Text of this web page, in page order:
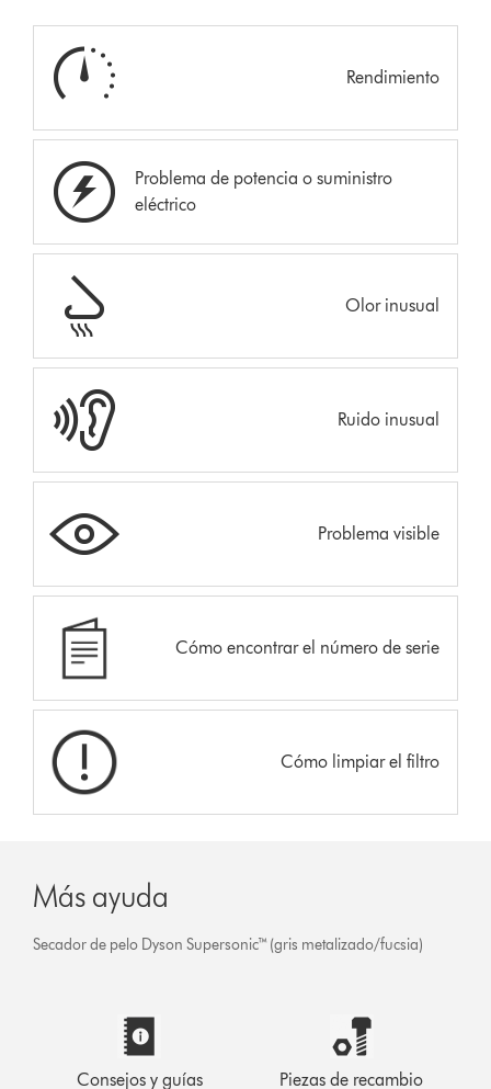
Rendimiento
Problema de potencia o suministro
eléctrico
Olor inusual
Ruido inusual
Problema visible
Cómo encontrar el número de serie
Cómo limpiar el filtro
Más ayuda
Secador de pelo Dyson Supersonic™ (gris metalizado/fucsia)
Consejos y guías Piezas de recambio